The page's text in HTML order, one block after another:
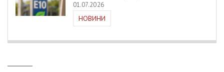
01.07.2026
НОВИНИ